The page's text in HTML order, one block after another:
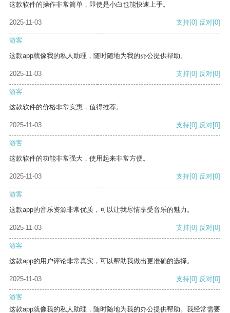
这款软件的操作非常简单，即使是小白也能快速上手。
2025-11-03 支持[0] 反对[0]
游客
这款app就像我的私人助理，随时随地为我的办公提供帮助。
2025-11-03 支持[0] 反对[0]
游客
这款软件的价格非常实惠，值得推荐。
2025-11-03 支持[0] 反对[0]
游客
这款软件的功能非常强大，使用起来非常方便。
2025-11-03 支持[0] 反对[0]
游客
这款app的音乐资源非常优质，可以让我尽情享受音乐的魅力。
2025-11-03 支持[0] 反对[0]
游客
这款app的用户评论非常真实，可以帮助我做出更准确的选择。
2025-11-03 支持[0] 反对[0]
游客
这款app就像我的私人助理，随时随地为我的办公提供帮助。我经常需要